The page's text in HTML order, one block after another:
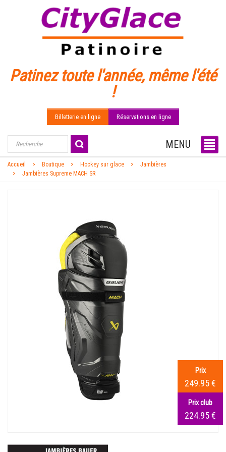
Patinez toute l'année, même l'été
!
Billetterie en ligne Réservations en ligne
MENU
Accueil Boutique Hockey sur glace
Jambières
Jambières Supreme MACH SR
Prix
249.95 €
Prix club
224.95 €